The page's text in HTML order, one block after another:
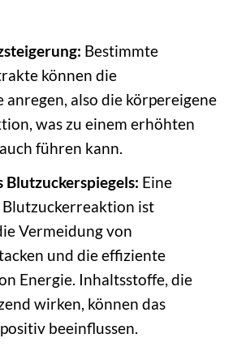
Bestimmte
können die
anregen, also die körpereigene
was zu einem erhöhten
führen kann.
Blutzuckerspiegels: Eine
Blutzuckerreaktion ist
Vermeidung von
und die effiziente
Energie. Inhaltsstoffe, die
wirken, können das
beeinflussen.